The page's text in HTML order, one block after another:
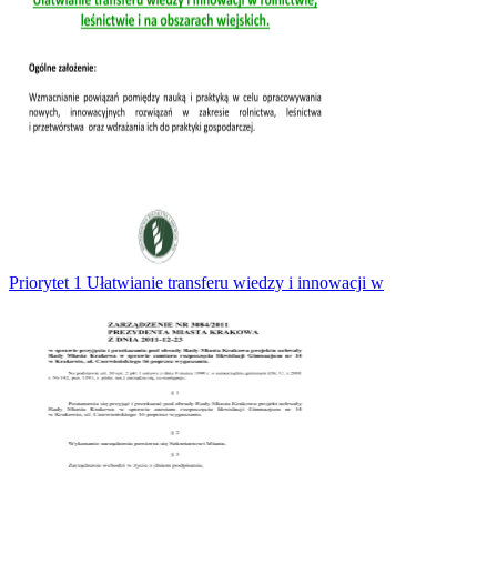
Priorytet 1 Ułatwianie transferu wiedzy i innowacji w